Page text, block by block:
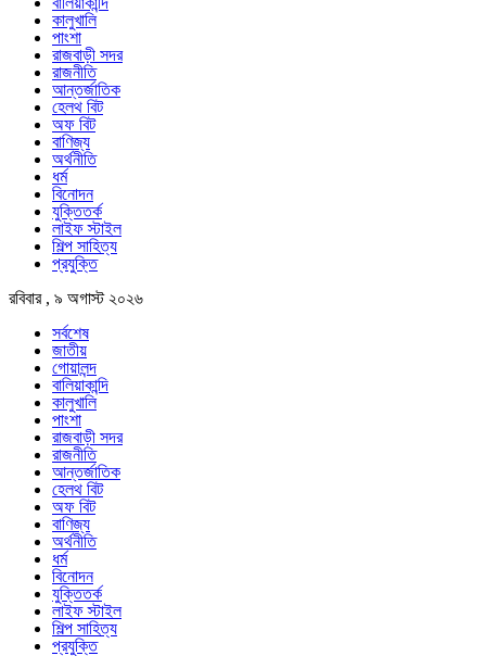
কালুখালি
পাংশা
রাজবাড়ী সদর
রাজনীতি
আন্তর্জাতিক
হেলথ বিট
অফ বিট
বাণিজ্য
অর্থনীতি
ধর্ম
বিনোদন
যুক্তিতর্ক
লাইফ স্টাইল
শিল্প সাহিত্য
প্রযুক্তি
রবিবার , ৯ অগাস্ট ২০২৬
সর্বশেষ
জাতীয়
গোয়ালন্দ
বালিয়াকান্দি
কালুখালি
পাংশা
রাজবাড়ী সদর
রাজনীতি
আন্তর্জাতিক
হেলথ বিট
অফ বিট
বাণিজ্য
অর্থনীতি
ধর্ম
বিনোদন
যুক্তিতর্ক
লাইফ স্টাইল
শিল্প সাহিত্য
প্রযুক্তি